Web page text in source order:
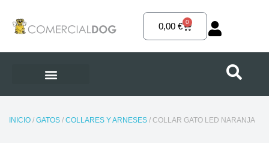
contenido
0,00€ 0
Carrito
INICIO/ GATOS/ COLLARES Y ARNESES/ COLLAR GATO LED NARANJA